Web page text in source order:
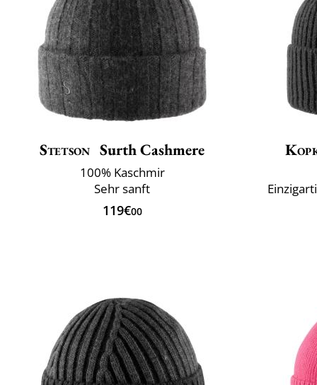
Stetson Surth Cashmere
100% Kaschmir
Sehr sanft
119€00